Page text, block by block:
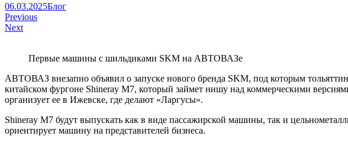
Артем
Краснов
06.03.2025Блог
Навигация
по
Previous
Next
Первые машины с шильдиками SKM на АВТОВАЗе
АВТОВАЗ внезапно объявил о запуске нового бренда SKM, под которым
китайском фургоне Shineray M7, который займет нишу над коммерческими
организует ее в Ижевске, где делают «Ларгусы».
Shineray M7 будут выпускать как в виде пассажирской машины, так и
ориентирует машину на представителей бизнеса.